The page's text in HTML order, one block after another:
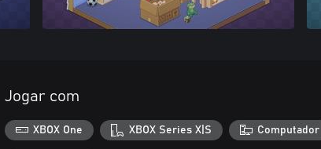
Jogar com
XBOX One XBOX Series X|S Computador